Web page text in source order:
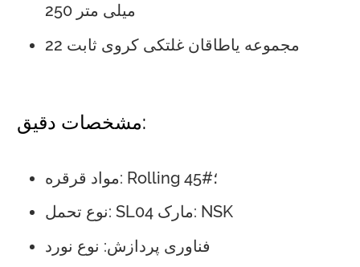
250 میلی متر
22 مجموعه یاطاقان غلتکی کروی ثابت
مشخصات دقیق:
مواد قرقره: Rolling 45#؛
نوع تحمل: SL04 مارک: NSK
فناوری پردازش: نوع نورد